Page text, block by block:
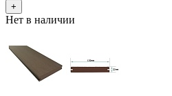
+
Нет в наличии